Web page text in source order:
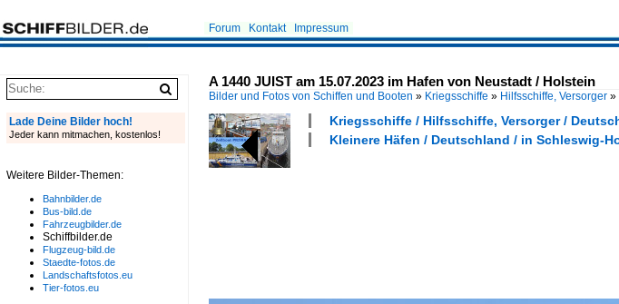
Forum Kontakt Impressum
A 1440 JUIST am 15.07.2023 im Hafen von Neustadt / Holstein
Bilder und Fotos von Schiffen und Booten » Kriegsschiffe » Hilfsschiffe, Versorger »
Kriegsschiffe / Hilfsschiffe, Versorger /
Kleinere Häfen / Deutschland / in Schleswig-
Lade Deine Bilder hoch!
Jeder kann mitmachen, kostenlos!
Weitere Bilder-Themen:
Bahnbilder.de
Bus-bild.de
Fahrzeugbilder.de
Schiffbilder.de
Flugzeug-bild.de
Staedte-fotos.de
Landschaftsfotos.eu
Tier-fotos.eu